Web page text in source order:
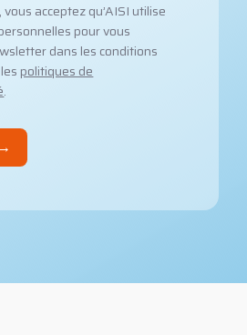
vous acceptez qu’AISI utilise
pour vous
dans les conditions
politiques de
.